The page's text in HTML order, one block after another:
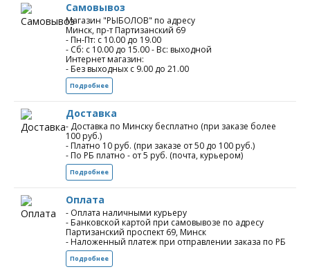
Самовывоз
Магазин "РЫБОЛОВ" по адресу
Минск, пр-т Партизанский 69
- Пн-Пт: с 10.00 до 19.00
- Сб: с 10.00 до 15.00 - Вс: выходной
Интернет магазин:
- Без выходных с 9.00 до 21.00
Подробнее
Доставка
- Доставка по Минску бесплатно (при заказе более
100 руб.)
- Платно 10 руб. (при заказе от 50 до 100 руб.)
- По РБ платно - от 5 руб. (почта, курьером)
Подробнее
Оплата
- Оплата наличными курьеру
- Банковской картой при самовывозе по адресу
Партизанский проспект 69, Минск
- Наложенный платеж при отправлении заказа по РБ
Подробнее